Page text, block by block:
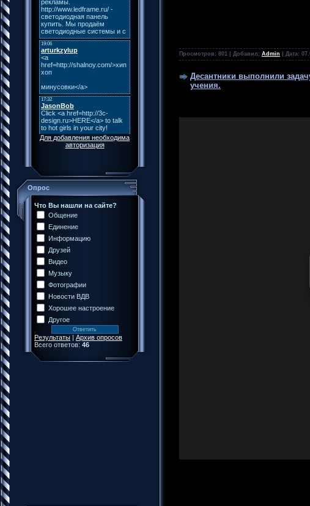
Для добавления необходима
авторизация
Опрос
Что Вы нашли на сайте?
Общение
Единение
Информацию
Друзей
Видео
Музыку
Фотографии
Новости ВДВ
Хорошее настроение
Другое
Результаты | Архив опросов
Всего ответов: 46
Просмотров: 801 | Добавил: Admin | Дата:
Десантники выполнили
учения.